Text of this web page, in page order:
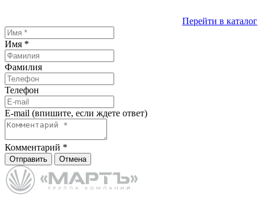
Перейти в каталог
Имя *
Фамилия
Телефон
E-mail (впишите, если ждете ответ)
Комментарий *
Отправить Отмена